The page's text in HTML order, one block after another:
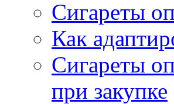
Сигареты
Как
Сигареты
при закупке